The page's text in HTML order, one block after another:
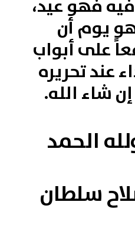
فهو عيد،
هو يوم أن
على أبواب
عند تحريره
شاء الله.
الحمد
سلطان